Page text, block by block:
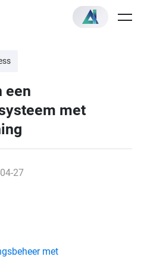
een
met
27
met